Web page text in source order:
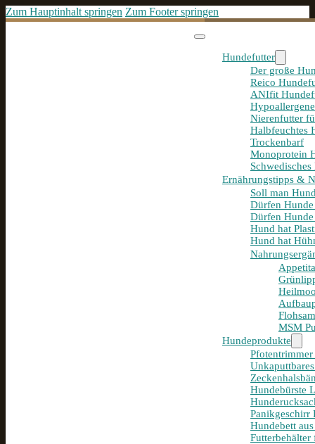
Zum Hauptinhalt springen Zum Footer springen
Hundefutter
Der große
Reico
ANIfit
Nierenfutter
Halbfeuchtes
Trockenbarf
Monoprotein
Ernährungstipps &
Soll man
Dürfen
Dürfen Hunde
Hund hat
Hund hat
MSM
Hundeprodukte
Hundebürste
Panikgeschirr
Hundebett